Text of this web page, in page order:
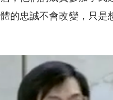
的忠誠不會改變，只是